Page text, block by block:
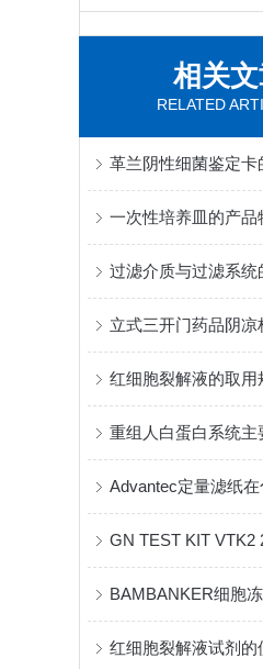
相关
RELATED
革兰阴性细菌鉴定卡
过滤介质与过滤系统
立式三开门药品阴
红细胞裂解液的取用
红细胞裂解液试剂的